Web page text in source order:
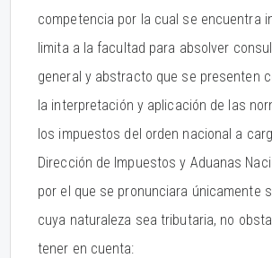
competencia por la cual se encuentra
limita a la facultad para absolver
general y abstracto que se presenten
la interpretación y aplicación de las
los impuestos del orden nacional a
Dirección de Impuestos y Aduanas
por el que se pronunciara únicamente
cuya naturaleza sea tributaria, no
tener en cuenta: